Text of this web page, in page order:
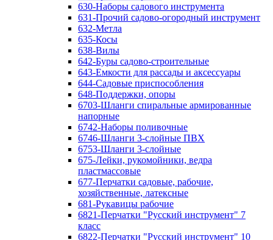
630-Наборы садового инструмента
631-Прочий садово-огородный инструмент
632-Метла
635-Косы
638-Вилы
642-Буры садово-строительные
643-Емкости для рассады и аксессуары
644-Садовые приспособления
648-Поддержки, опоры
6703-Шланги спиральные армированные
напорные
6742-Наборы поливочные
6746-Шланги 3-слойные ПВХ
6753-Шланги 3-слойные
675-Лейки, рукомойники, ведра
пластмассовые
677-Перчатки садовые, рабочие,
хозяйственные, латексные
681-Рукавицы рабочие
6821-Перчатки "Русский инструмент" 7
класс
6822-Перчатки "Русский инструмент" 10